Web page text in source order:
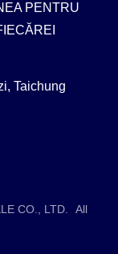
PENTRU
Taichung
CO., LTD.
All